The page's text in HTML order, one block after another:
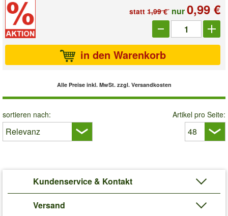
statt 1,99 € nur0,99 €
Anzahl_23011
in den Warenkorb
Alle Preise inkl. MwSt. zzgl. Versandkosten
sortieren nach: Artikel pro Seite:
Kundenservice & Kontakt
Versand